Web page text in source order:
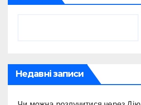
Недавні записи